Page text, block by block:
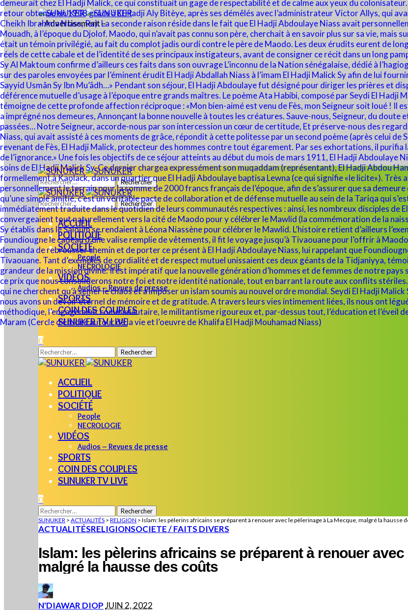
– Advertisement –
Rechercher :
Rechercher :
ACCUEIL
POLITIQUE
SOCIÉTÉ
People
NECROLOGIE
VIDÉOS
Audios – Revues de presse
SPORTS
COIN DES COUPLES
SUNUKER TV LIVE
0
Rechercher :
ACCUEIL
POLITIQUE
SOCIÉTÉ
People
NECROLOGIE
VIDÉOS
Audios – Revues de presse
SPORTS
COIN DES COUPLES
SUNUKER TV LIVE
0
Rechercher :
SUNUKER > ACTUALITÉS > RELIGION > Islam: les pèlerins africains se préparent à renouer avec le pèlerinage à La Mecque, malgré la hausse
ACTUALITÉSRELIGIONSOCIETE / FAITS DIVERS
Islam: les pèlerins africains se préparent à renouer
malgré la hausse des coûts
POSTED
N'DIAWAR DIOPJUIN 2, 2022